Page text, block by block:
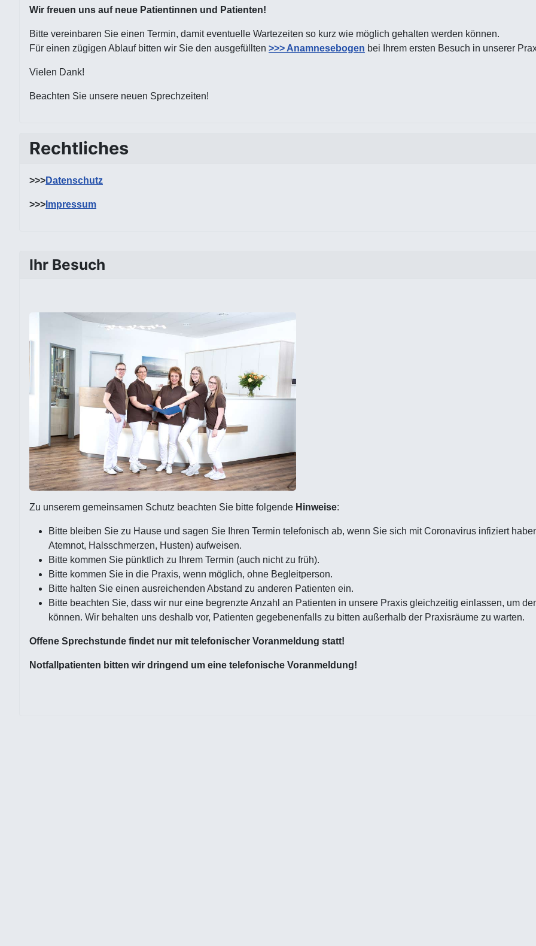
Ihr Besuch
Zu unserem gemeinsamen Schutz beachten Sie bitte folgende Hinweise:
Bitte bleiben Sie zu Hause und sagen Sie Ihren Termin telefonisch ab, wenn Sie sich mit Coronavirus infiziert
Atemnot, Halsschmerzen, Husten) aufweisen.
Bitte kommen Sie pünktlich zu Ihrem Termin (auch nicht zu früh).
Bitte kommen Sie in die Praxis, wenn möglich, ohne Begleitperson.
Bitte halten Sie einen ausreichenden Abstand zu anderen Patienten ein.
Bitte beachten Sie, dass wir nur eine begrenzte Anzahl an Patienten in unsere Praxis gleichzeitig einlassen, um
können. Wir behalten uns deshalb vor, Patienten gegebenenfalls zu bitten außerhalb der Praxisräume zu warten.
Offene Sprechstunde findet nur mit telefonischer Voranmeldung statt!
Notfallpatienten bitten wir dringend um eine telefonische Voranmeldung!
Wir freuen uns auf neue Patientinnen und Patienten!
Bitte vereinbaren Sie einen Termin, damit eventuelle Wartezeiten so kurz wie möglich gehalten werden können.
Für einen zügigen Ablauf bitten wir Sie den ausgefüllten >>> Anamnesebogen bei Ihrem ersten Besuch in unserer
Vielen Dank!
Beachten Sie unsere neuen Sprechzeiten!
Rechtliches
>>>Datenschutz
>>> Impressum